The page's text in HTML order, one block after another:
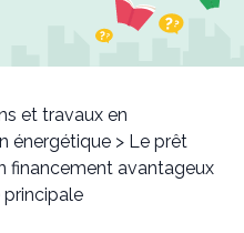
et travaux en
énergétique > Le prêt
financement avantageux